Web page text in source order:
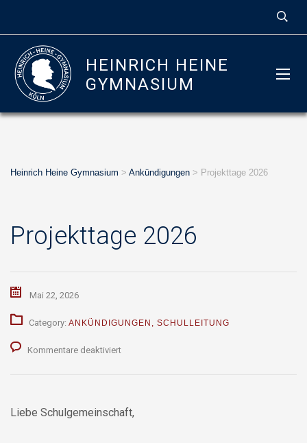
HEINRICH HEINE
GYMNASIUM
Heinrich Heine Gymnasium > Ankündigungen > Projekttage 2026
Projekttage 2026
Mai 22, 2026
Category: ANKÜNDIGUNGEN , SCHULLEITUNG
Kommentare deaktiviertfür
Liebe Schulgemeinschaft,